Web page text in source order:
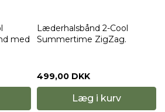
med
Læderhalsbånd 2-Cool
Summertime ZigZag.
499,00 DKK
Læg i kurv